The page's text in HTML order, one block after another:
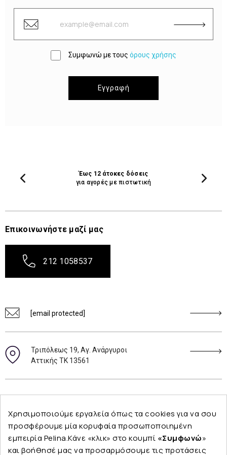
Συμφωνώ με τους όρους χρήσης
Εγγραφή
Έως 12 άτοκες δόσεις
για αγορές με πιστωτική
Επικοινωνήστε μαζί μας
212 1058537
[email protected]
Τριπόλεως 19, Αγ. Ανάργυροι
Αττικής ΤΚ 13561
Εταιρεία
Χρησιμοποιούμε εργαλεία όπως τα cookies για να σου
προσφέρουμε μία κορυφαία προσωποποιημένη
εμπειρία Pelina.Κάνε «κλικ» στο κουμπί «Συμφωνώ»
και βοήθησέ μας να προσαρμόσουμε τις προτάσεις